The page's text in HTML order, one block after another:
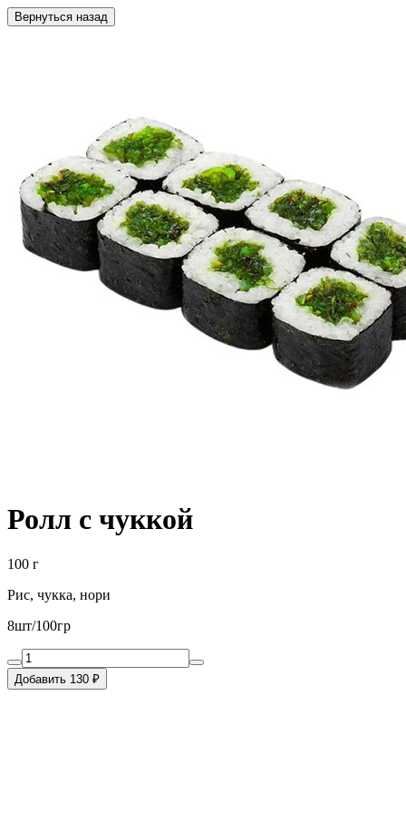
Вернуться назад
Ролл с чуккой
100 г
Рис, чукка, нори
8шт/100гр
Добавить 130 ₽